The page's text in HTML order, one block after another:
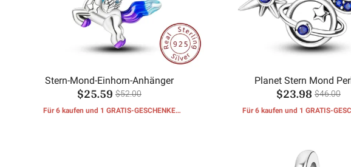
Stern-Mond-Einhorn-Anhänger
$25.59 $52.00
Für 6 kaufen und 1 GRATIS-GESCHENKE
Planet Stern Mond
$23.98 $46.00
Für 6 kaufen und 1 GRATIS-